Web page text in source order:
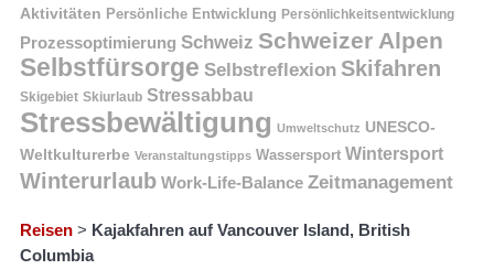
Aktivitäten Persönliche Entwicklung Persönlichkeitsentwicklung
Prozessoptimierung Schweiz Schweizer Alpen
Selbstfürsorge Selbstreflexion Skifahren
Skigebiet Skiurlaub Stressabbau
Stressbewältigung Umweltschutz UNESCO-
Weltkulturerbe Veranstaltungstipps Wassersport Wintersport
Winterurlaub Work-Life-Balance Zeitmanagement
Reisen > Kajakfahren auf Vancouver Island, British
Columbia